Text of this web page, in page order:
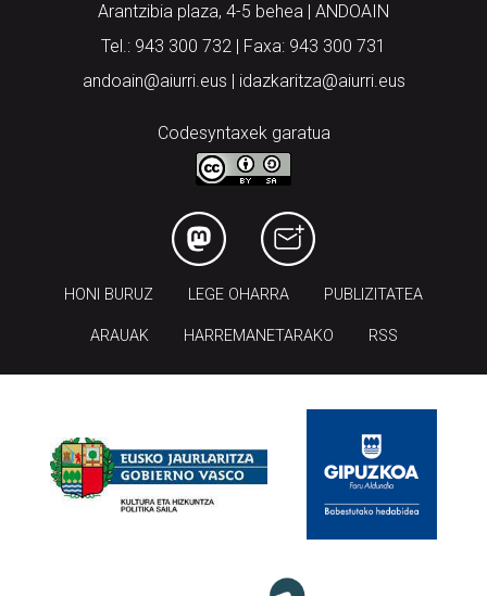
Arantzibia plaza, 4-5 behea | ANDOAIN
Tel.: 943 300 732 | Faxa: 943 300 731
andoain@aiurri.eus | idazkaritza@aiurri.eus
Codesyntaxek garatua
HONI BURUZ LEGE OHARRA PUBLIZITATEA
ARAUAK HARREMANETARAKO RSS